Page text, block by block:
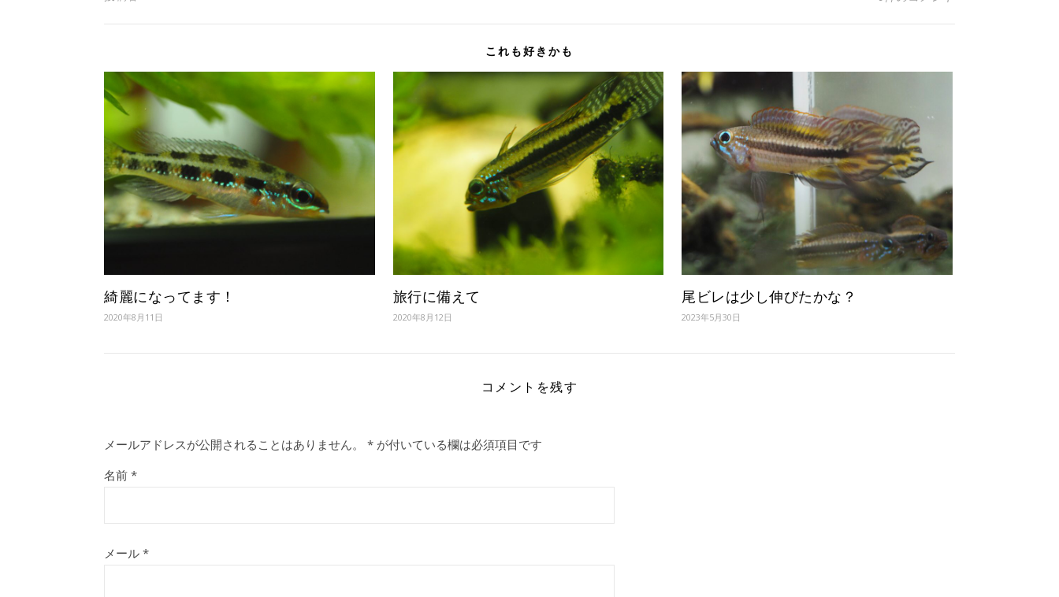
これも好きかも
綺麗になってます！
2020年8月11日
旅行に備えて
2020年8月12日
尾ビレは少し伸びたかな？
2023年5月30日
コメントを残す
メールアドレスが公開されることはありません。 * が付いている欄は必須項目です
名前 *
メール *